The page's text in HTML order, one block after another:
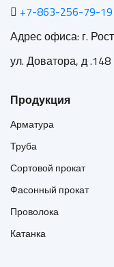
+7-863-256-79-19
Адрес офиса: г.
ул. Доватора, д .148
Продукция
Арматура
Труба
Сортовой прокат
Фасонный прокат
Проволока
Катанка